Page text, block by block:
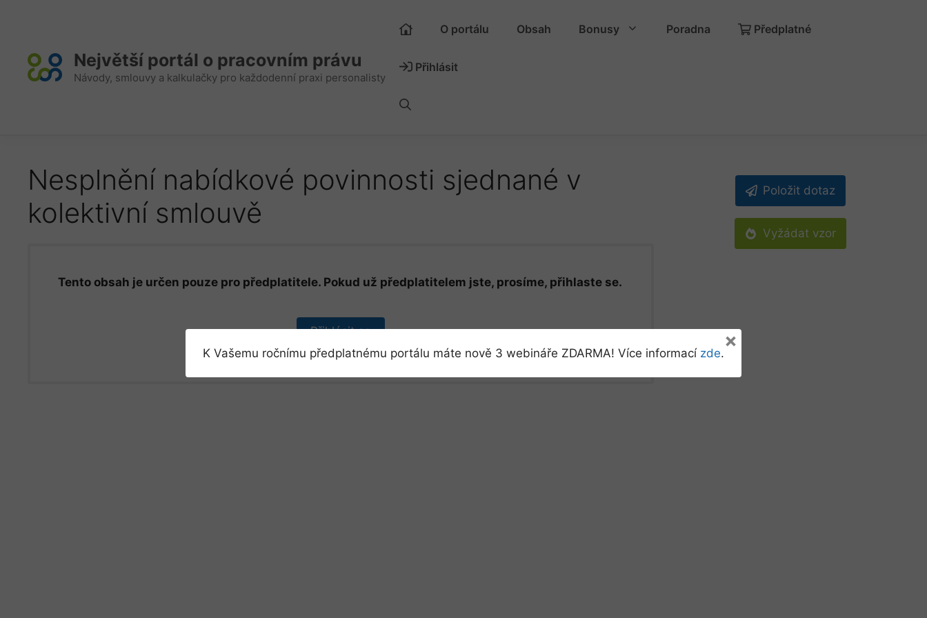
Největší portál o pracovním právu
Návody, smlouvy a kalkulačky pro každodenní praxi personalisty
O portálu Obsah Bonusy Poradna Předplatné
Přihlásit
Nesplnění nabídkové povinnosti sjednané v
kolektivní smlouvě
Tento obsah je určen pouze pro předplatitele. Pokud už předplatitelem jste, prosíme, přihlaste se.
Přihlásit se
Položit dotaz
Vyžádat vzor
K Vašemu ročnímu předplatnému portálu máte nově 3 webináře ZDARMA! Více informací zde.
×